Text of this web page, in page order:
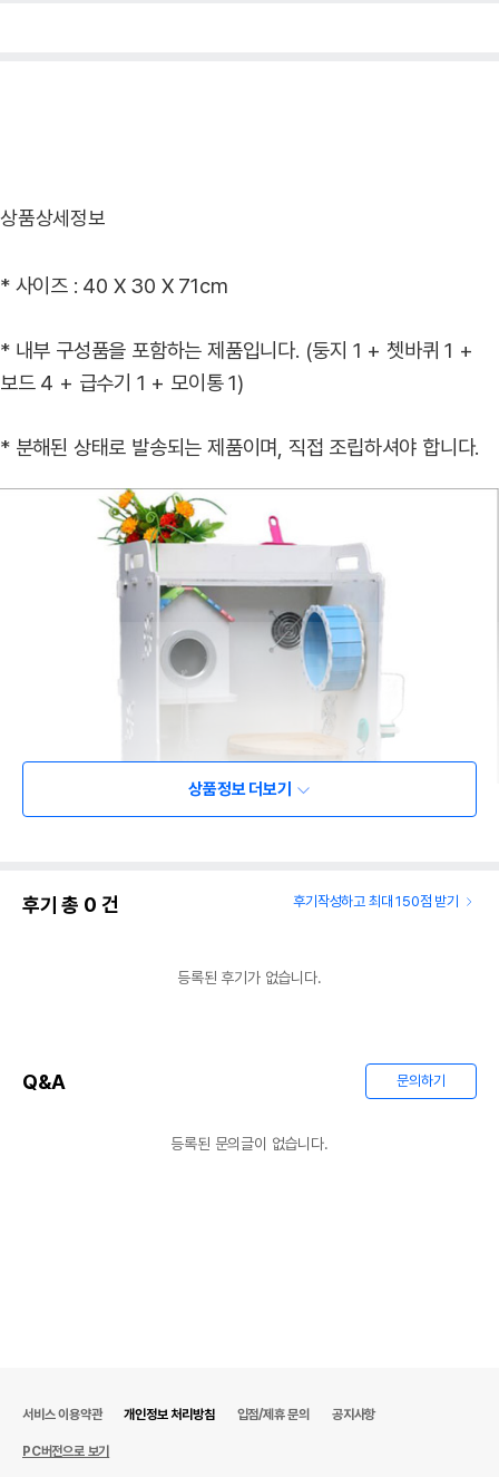
상품상세정보
* 사이즈 : 40 X 30 X 71cm
* 내부 구성품을 포함하는 제품입니다. (둥지 1 + 쳇바퀴 1 +
보드 4 + 급수기 1 + 모이통 1)
* 분해된 상태로 발송되는 제품이며, 직접 조립하셔야 합니다.
상품정보 더보기
후기 총 0 건 후기작성하고 최대 150점 받기
등록된 후기가 없습니다.
Q&A 문의하기
등록된 문의글이 없습니다.
서비스 이용약관 개인정보 처리방침 입점/제휴 문의 공지사항
PC버전으로 보기